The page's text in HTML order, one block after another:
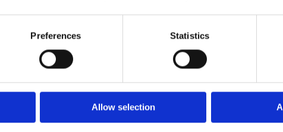
Preferences Statistics
Allow selection
Über Esker
KI-Spezialist für die smarte Automatisierung von
the CFO. Durch den Einsatz neuester
to-Pay- und Order-to-Cash-Lösungen von Esker das
und zwischenmenschlichen Beziehungen mit
gefördert. Esker verfügt über